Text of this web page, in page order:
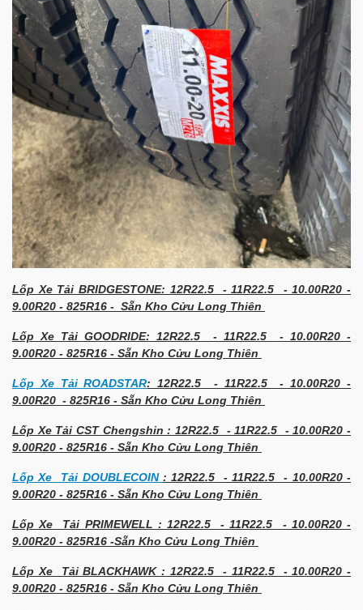
Lốp Xe Tải BRIDGESTONE: 12R22.5 - 11R22.5 - 10.00R20 -
9.00R20 - 825R16 - Sẵn Kho Cửu Long Thiên
Lốp Xe Tải GOODRIDE: 12R22.5 - 11R22.5 - 10.00R20 -
9.00R20 - 825R16 - Sẵn Kho Cửu Long Thiên
Lốp Xe Tải ROADSTAR: 12R22.5 - 11R22.5 - 10.00R20 -
9.00R20 - 825R16 - Sẵn Kho Cửu Long Thiên
Lốp Xe Tải CST Chengshin : 12R22.5 - 11R22.5 - 10.00R20 -
9.00R20 - 825R16 - Sẵn Kho Cửu Long Thiên
Lốp Xe Tải DOUBLECOIN : 12R22.5 - 11R22.5 - 10.00R20 -
9.00R20 - 825R16 - Sẵn Kho Cửu Long Thiên
Lốp Xe Tải PRIMEWELL : 12R22.5 - 11R22.5 - 10.00R20 -
9.00R20 - 825R16 -Sẵn Kho Cửu Long Thiên
Lốp Xe Tải BLACKHAWK : 12R22.5 - 11R22.5 - 10.00R20 -
9.00R20 - 825R16 - Sẵn Kho Cửu Long Thiên